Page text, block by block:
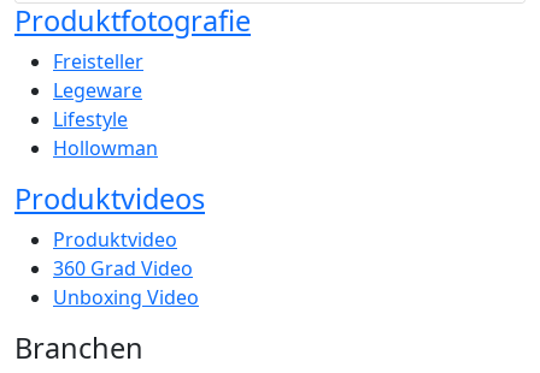
Produktfotografie
Freisteller
Legeware
Lifestyle
Hollowman
Produktvideos
Produktvideo
360 Grad Video
Unboxing Video
Branchen